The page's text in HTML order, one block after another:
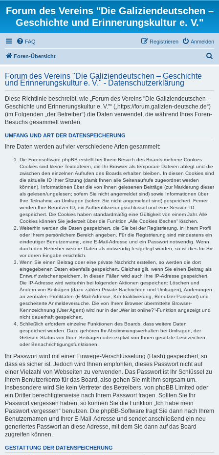
Forum des Vereins "Die Galiziendeutschen –
Geschichte und Erinnerungskultur e. V."
FAQ Anmelden
Registrieren
Foren-Übersicht
h
Forum des Vereins "Die Galiziendeutschen – Geschichte
und Erinnerungskultur e. V." - Datenschutzerklärung
Diese Richtlinie beschreibt, wie „Forum des Vereins "Die Galiziendeutschen –
Geschichte und Erinnerungskultur e. V."“ („https://forum.galizien-deutsche.de“)
(im Folgenden „der Betreiber“) die Daten verwendet, die während Ihres Foren-
Besuchs gesammelt werden.
UMFANG UND ART DER DATENSPEICHERUNG
Ihre Daten werden auf vier verschiedene Arten gesammelt:
Die Forensoftware phpBB erstellt bei Ihrem Besuch des Boards mehrere Cookies.
Cookies sind kleine Textdateien, die Ihr Browser als temporäre Dateien ablegt und die
zwischen den einzelnen Aufrufen des Boards erhalten bleiben. In diesen Cookies sind
die aktuelle ID Ihrer Sitzung (damit Ihnen alle Seitenaufrufe zugeordnet werden
können), Informationen über die von Ihnen gelesenen Beiträge (zur Markierung dieser
als gelesen/ungelesen; sofern Sie nicht angemeldet sind) sowie Informationen über
Ihre Teilnahme an Umfragen (sofern Sie nicht angemeldet sind) gespeichert. Ferner
werden Ihre Benutzer-ID, ein Authentifizierungsschlüssel und eine Session-ID
gespeichert. Die Cookies haben standardmäßig eine Gültigkeit von einem Jahr. Alle
Cookies können Sie jederzeit über die Funktion „Alle Cookies löschen“ löschen.
Weiterhin werden die Daten gespeichert, die Sie bei der Registrierung, in Ihrem Profil
oder Ihrem persönlichem Bereich angeben. Für die Registrierung sind mindestens ein
eindeutiger Benutzername, eine E-Mail-Adresse und ein Passwort notwendig. Wenn
durch den Betreiber weitere Daten als notwendig festgelegt wurden, so ist dies für Sie
vor deren Eingabe ersichtlich.
Wenn Sie einen Beitrag oder eine private Nachricht erstellen, so werden die dort
eingegebenen Daten ebenfalls gespeichert. Gleiches gilt, wenn Sie einen Beitrag als
Entwurf zwischenspeichern. In diesen Fällen wird auch Ihre IP-Adresse gespeichert.
Die IP-Adresse wird weiterhin bei folgenden Aktionen gespeichert: Löschen und
Ändern von Beiträgen (dazu zählen Private Nachrichten und Umfragen), Änderungen
an zentralen Profildaten (E-Mail-Adresse, Kontoaktivierung, Benutzer-Passwort) und
gescheiterte Anmeldeversuche. Die von Ihrem Browser übermittelte Browser-
Kennzeichnung (User Agent) wird nur in der „Wer ist online?“-Funktion angezeigt und
nicht dauerhaft gespeichert.
Schließlich erfordern einzelne Funktionen des Boards, dass weitere Daten
gespeichert werden. Dazu gehören Ihr Abstimmungsverhalten bei Umfragen, der
Gelesen-Status von Ihren Beiträgen oder explizit von Ihnen gesetzte Lesezeichen
oder Benachrichtigungsfunktionen.
Ihr Passwort wird mit einer Einwege-Verschlüsselung (Hash) gespeichert, so
dass es sicher ist. Jedoch wird Ihnen empfohlen, dieses Passwort nicht auf
einer Vielzahl von Webseiten zu verwenden. Das Passwort ist Ihr Schlüssel zu
Ihrem Benutzerkonto für das Board, also gehen Sie mit ihm sorgsam um.
Insbesondere wird Sie kein Vertreter des Betreibers, von phpBB Limited oder
ein Dritter berechtigterweise nach Ihrem Passwort fragen. Sollten Sie Ihr
Passwort vergessen haben, so können Sie die Funktion „Ich habe mein
Passwort vergessen“ benutzen. Die phpBB-Software fragt Sie dann nach Ihrem
Benutzernamen und Ihrer E-Mail-Adresse und sendet anschließend ein neu
generiertes Passwort an diese Adresse, mit dem Sie dann auf das Board
zugreifen können.
GESTATTUNG DER DATENSPEICHERUNG